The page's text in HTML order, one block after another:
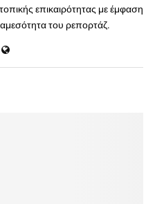
επικαιρότητας με έμφαση
αμεσότητα του ρεπορτάζ.